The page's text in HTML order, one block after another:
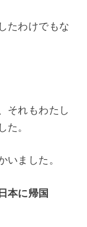
たわけでもな
それもわたし
た。
いました。
本に帰国